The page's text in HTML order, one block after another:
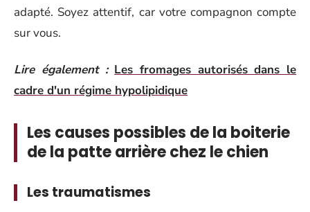
adapté. Soyez attentif, car votre compagnon compte
sur vous.
Lire également : Les fromages autorisés dans le
cadre d'un régime hypolipidique
Les causes possibles de la boiterie
de la patte arrière chez le chien
Les traumatismes